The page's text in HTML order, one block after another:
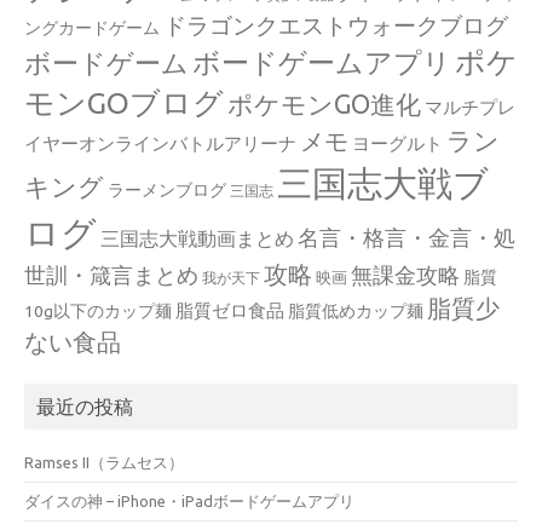
ングカードゲーム
ドラゴンクエストウォークブログ
ボードゲーム ボードゲームアプリ ポケ
モンGOブログポケモンGO進化 マルチプレ
イヤーオンラインバトルアリーナ メモ ヨーグルト ラン
キング ラーメンブログ 三国志 三国志大戦ブ
ログ 三国志大戦動画まとめ 名言・格言・金言・処
世訓・箴言まとめ 我が天下 攻略 映画 無課金攻略 脂質
10g以下のカップ麺 脂質ゼロ食品 脂質低めカップ麺 脂質少
ない食品
最近の投稿
Ramses II（ラムセス）
ダイスの神 – iPhone・iPadボードゲームアプリ